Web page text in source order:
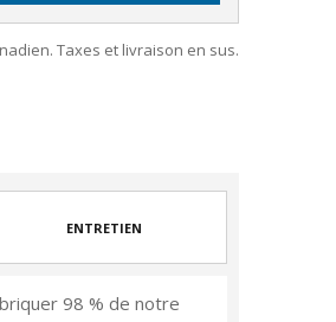
Taxes et livraison en sus.
ENTRETIEN
98 % de notre